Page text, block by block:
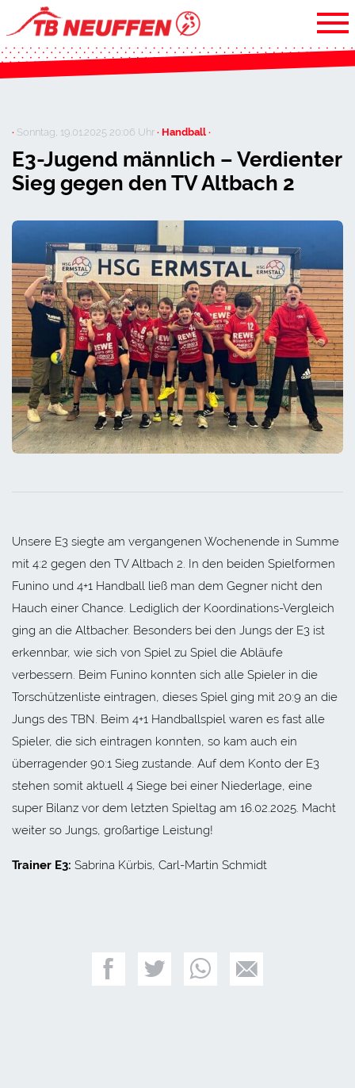
· Sonntag, 19.01.2025 20:06 Uhr· Handball ·
E3-Jugend männlich – Verdienter
Sieg gegen den TV Altbach 2
Unsere E3 siegte am vergangenen Wochenende in Summe
mit 4:2 gegen den TV Altbach 2. In den beiden Spielformen
Funino und 4+1 Handball ließ man dem Gegner nicht den
Hauch einer Chance. Lediglich der Koordinations-Vergleich
ging an die Altbacher. Besonders bei den Jungs der E3 ist
erkennbar, wie sich von Spiel zu Spiel die Abläufe
verbessern. Beim Funino konnten sich alle Spieler in die
Torschützenliste eintragen, dieses Spiel ging mit 20:9 an die
Jungs des TBN. Beim 4+1 Handballspiel waren es fast alle
Spieler, die sich eintragen konnten, so kam auch ein
überragender 90:1 Sieg zustande. Auf dem Konto der E3
stehen somit aktuell 4 Siege bei einer Niederlage, eine
super Bilanz vor dem letzten Spieltag am 16.02.2025. Macht
weiter so Jungs, großartige Leistung!
Trainer E3: Sabrina Kürbis, Carl-Martin Schmidt